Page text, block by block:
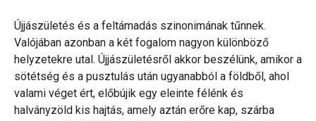
Újjászületés és a feltámadás szinonimának tűnnek.
Valójában azonban a két fogalom nagyon különböző
helyzetekre utal. Újjászületésről akkor beszélünk, amikor a
sötétség és a pusztulás után ugyanabból a földből, ahol
valami véget ért, előbújik egy eleinte félénk és
halványzöld kis hajtás, amely aztán erőre kap, szárba